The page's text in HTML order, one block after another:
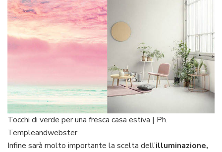
Tocchi di verde per una fresca casa estiva | Ph.
Templeandwebster
Infine sarà molto importante la scelta dell’illuminazione,